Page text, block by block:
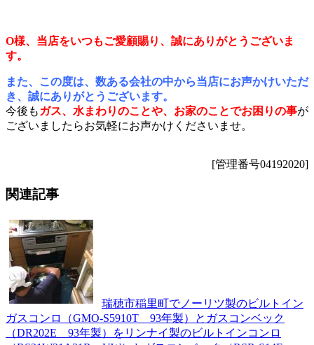
O様、当店をいつもご愛顧賜り、誠にありがとうございま
す。
また、この度は、数ある会社の中から当店にお声かけいただ
き、誠にありがとうございます。
今後も ガス、水まわりのことや、お家のことでお困りの事が
ございましたらお気軽にお声かけくださいませ。
[管理番号04192020]
関連記事
瑞穂市稲里町でノーリツ製のビルトイン
ガスコンロ（GMO-S5910T 93年製）とガスコンベック
（DR202E 93年製）をリンナイ製のビルトインコンロ